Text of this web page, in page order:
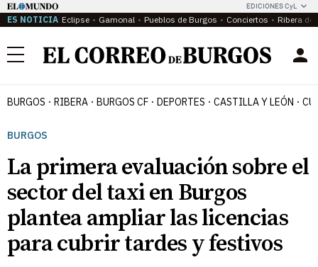
EDICIONES CyL
ES NOTICIA Eclipse Gamonal Pueblos de Burgos Conciertos Ribera del
Menú
BURGOS RIBERA BURGOS CF DEPORTES CASTILLA Y LEÓN
BURGOS
La primera evaluación sobre el
sector del taxi en Burgos
plantea ampliar las licencias
para cubrir tardes y festivos